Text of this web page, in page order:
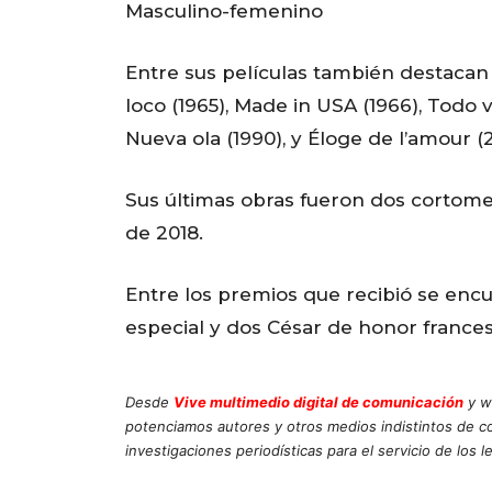
Masculino-femenino
Entre sus películas también destacan
loco (1965), Made in USA (1966), Todo
Nueva ola (1990), y Éloge de l’amour
Sus últimas obras fueron dos
de 2018.
Entre los premios que recibió se
especial y dos César de honor
Desde Vive multimedio digital de comunicación y
potenciamos autores y otros medios indistintos de
investigaciones periodísticas para el servicio de los